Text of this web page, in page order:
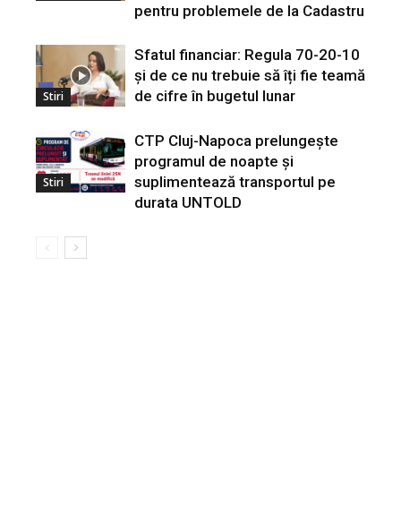
pentru problemele de la Cadastru
Stiri
Sfatul financiar: Regula 70-20-10
și de ce nu trebuie să îți fie teamă
de cifre în bugetul lunar
Stiri
CTP Cluj-Napoca prelungește
programul de noapte și
suplimentează transportul pe
durata UNTOLD